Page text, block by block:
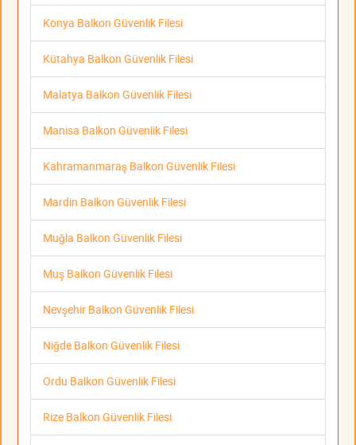
Konya Balkon Güvenlik Filesi
Kütahya Balkon Güvenlik Filesi
Malatya Balkon Güvenlik Filesi
Manisa Balkon Güvenlik Filesi
Kahramanmaraş Balkon Güvenlik Filesi
Mardin Balkon Güvenlik Filesi
Muğla Balkon Güvenlik Filesi
Muş Balkon Güvenlik Filesi
Nevşehir Balkon Güvenlik Filesi
Niğde Balkon Güvenlik Filesi
Ordu Balkon Güvenlik Filesi
Rize Balkon Güvenlik Filesi